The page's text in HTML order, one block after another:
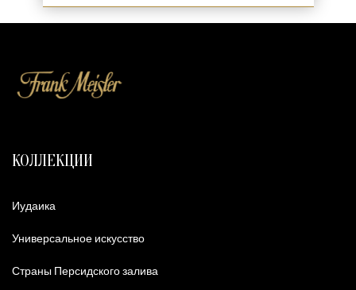
КОЛЛЕКЦИИ
Иудаика
Универсальное искусство
Страны Персидского залива